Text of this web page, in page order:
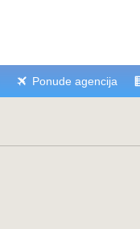
Ponude agencija